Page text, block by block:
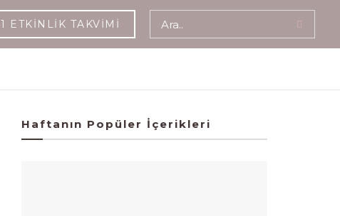
ETKINLIK TAKVIMI
Haftanın Popüler İçerikleri